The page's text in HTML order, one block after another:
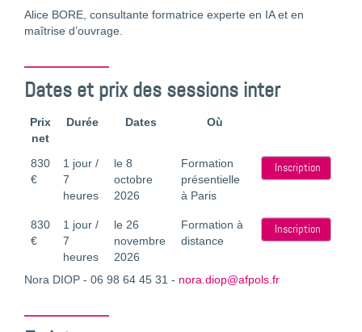
Alice BORE, consultante formatrice experte en IA et en
maîtrise d’ouvrage.
Dates et prix des sessions inter
Prix
net
Durée Dates Où
830
€
1 jour /
7
heures
le 8
octobre
2026
Formation
présentielle
à Paris
Inscription
830
€
1 jour /
7
heures
le 26
novembre
2026
Formation à
distance
Inscription
Nora DIOP - 06 98 64 45 31 - nora.diop@afpols.fr